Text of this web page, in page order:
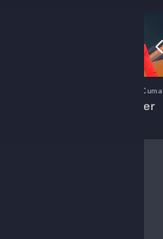
24 Temmuz 2026, Cuma
atv Ana Haber